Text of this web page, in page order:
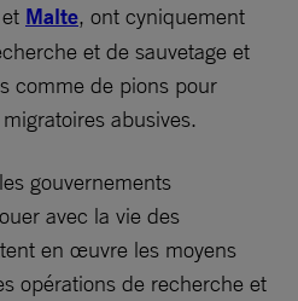
et Malte, ont cyniquement
et de sauvetage et
comme de pions pour
abusives.
gouvernements
avec la vie des
en œuvre les moyens
opérations de recherche et